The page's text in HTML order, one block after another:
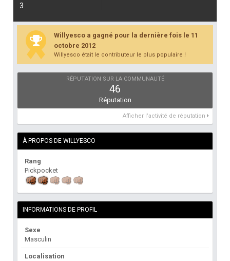
3
Willyesco a gagné pour la dernière fois le 11
octobre 2012
Willyesco était le contributeur le plus populaire !
RÉPUTATION SUR LA COMMUNAUTÉ
46
Réputation
Afficher l’activité de réputation
À PROPOS DE WILLYESCO
Rang
Pickpocket
INFORMATIONS DE PROFIL
Sexe
Masculin
Localisation